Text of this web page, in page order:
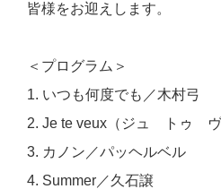
皆様をお迎えします。
＜プログラム＞
1. いつも何度でも／木村弓
2. Je te veux（ジュ トゥ ヴ
3. カノン／パッヘルベル
4. Summer／久石譲